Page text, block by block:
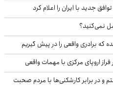
جدید با ایران را اعلام کرد
نمی‌کنید؟
که برادری واقعی را در پیش گیریم
و در برابر کارشکنی‌ها با مردم صحبت